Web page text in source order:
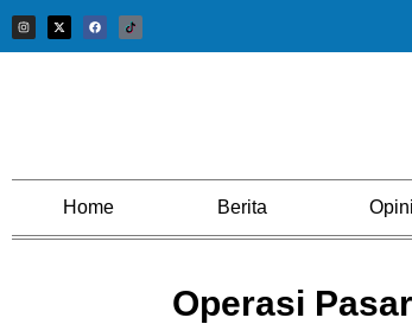
Home Berita Opini
Operasi